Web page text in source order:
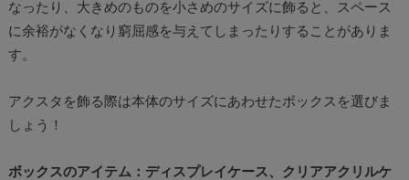
なったり、大きめのものを小さめのサイズに飾ると、スペース
に余裕がなくなり窮屈感を与えてしまったりすることがありま
す。
アクスタを飾る際は本体のサイズにあわせたボックスを選びま
しょう！
ボックスのアイテム：ディスプレイケース、クリアアクリルケ